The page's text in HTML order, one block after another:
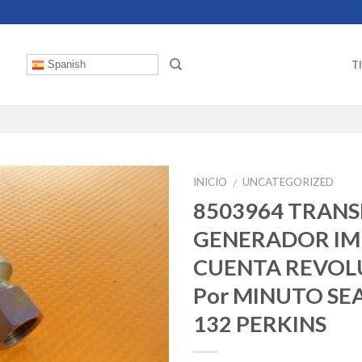
Spanish
INICIO / UNCATEGORIZED
8503964
GENERADOR
CUENTA
Por MINUTO
132 PERKINS